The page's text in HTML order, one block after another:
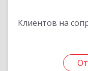
Клиентов на